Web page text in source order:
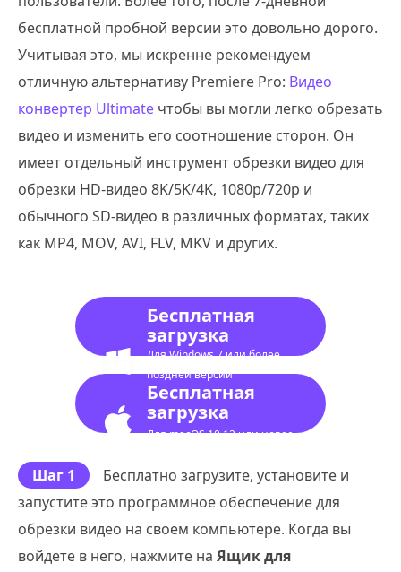
бесплатной пробной версии это довольно дорого.
Учитывая это, мы искренне рекомендуем
отличную альтернативу Premiere Pro: Видео
конвертер Ultimate чтобы вы могли легко обрезать
видео и изменить его соотношение сторон. Он
имеет отдельный инструмент обрезки видео для
обрезки HD-видео 8K/5K/4K, 1080p/720p и
обычного SD-видео в различных форматах, таких
как MP4, MOV, AVI, FLV, MKV и других.
Бесплатная
загрузка
Для Windows 7 или более
поздней версии
Бесплатная
загрузка
Для macOS 10.12 или новее
Шаг 1
Бесплатно загрузите, установите и
запустите это программное обеспечение для
обрезки видео на своем компьютере. Когда вы
войдете в него, нажмите на Ящик для